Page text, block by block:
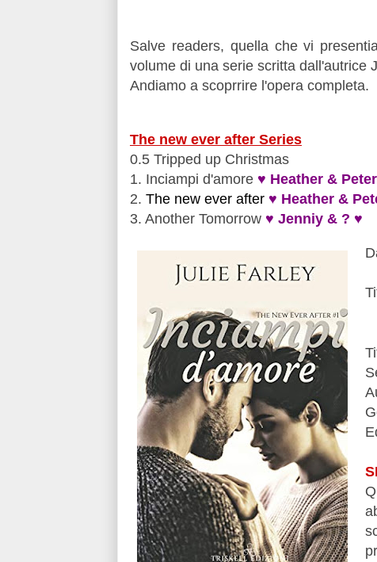
Salve readers, quella che vi
volume di una serie scritta dall'autrice
Andiamo a scoprrire l'opera completa.
The new ever after Series
0.5 Tripped up Christmas
1. Inciampi d'amore ♥ Heather &
2. The new ever after ♥ Heather &
3. Another Tomorrow ♥ Jenniy & ? ♥